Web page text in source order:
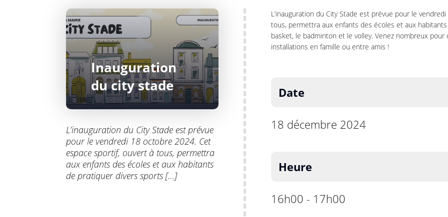
Inauguration
du city stade
L’inauguration du City Stade est prévue
pour le vendredi 18 octobre 2024. Cet
espace sportif, ouvert à tous, permettra
aux enfants des écoles et aux habitants
de pratiquer divers sports […]
L’inauguration du City Stade est prévue pour le
tous, permettra aux enfants des écoles et aux
basket, le badminton et le volley. Venez nombreux
installations en famille ou entre amis !
Date
18 décembre 2024
Heure
16h00 - 17h00